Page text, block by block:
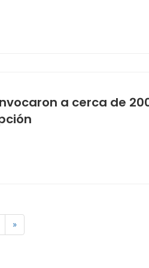
a cerca de
»